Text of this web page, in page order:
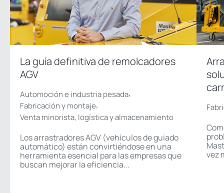
La guía definitiva de remolcadores
AGV
Automoción e industria pesada,
Fabricación y montaje,
Venta minorista, logística y almacenamiento
Los arrastradores AGV (vehículos de guiado
automático) están convirtiéndose en una
herramienta esencial para las empresas que
buscan mejorar la eficiencia...
vez